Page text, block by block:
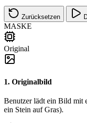
Zurücksetzen
MASKE
Original
1. Originalbild
Benutzer lädt ein Bild mit
ein Stein auf Gras).